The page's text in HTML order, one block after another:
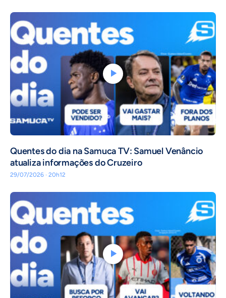
Quentes do dia na Samuca TV: Samuel Venâncio
atualiza informações do Cruzeiro
29/07/2026 · 20h12